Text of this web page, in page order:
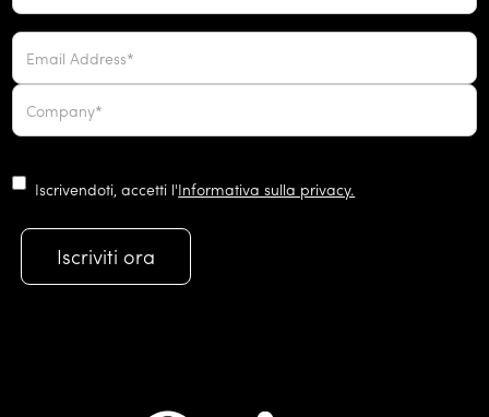
Iscrivendoti, accetti l'Informativa sulla privacy.